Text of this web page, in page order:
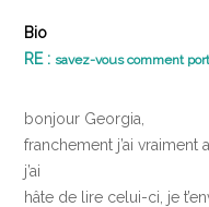
Bio
RE :savez-vous comment
bonjour Georgia,
franchement j’ai
j’ai
hâte de lire celui-ci, je